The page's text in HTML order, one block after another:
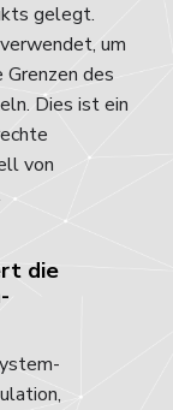
gelegt.
um
des
Dies ist ein
von
die